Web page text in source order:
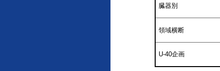
臓器別
領域横断
U-40企画